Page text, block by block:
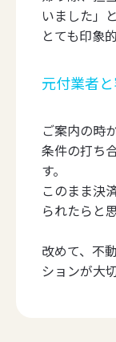
いました」
とても印象
元付業者
ご案内の時
条件の打ち
す。
このまま決
られたらと
改めて、不
ションが大